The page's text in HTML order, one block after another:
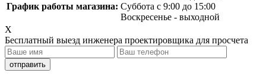
График работы магазина: Суббота с 9:00 до 15:00
Воскресенье - выходной
X
Бесплатный выезд инженера проектировщика для просчета